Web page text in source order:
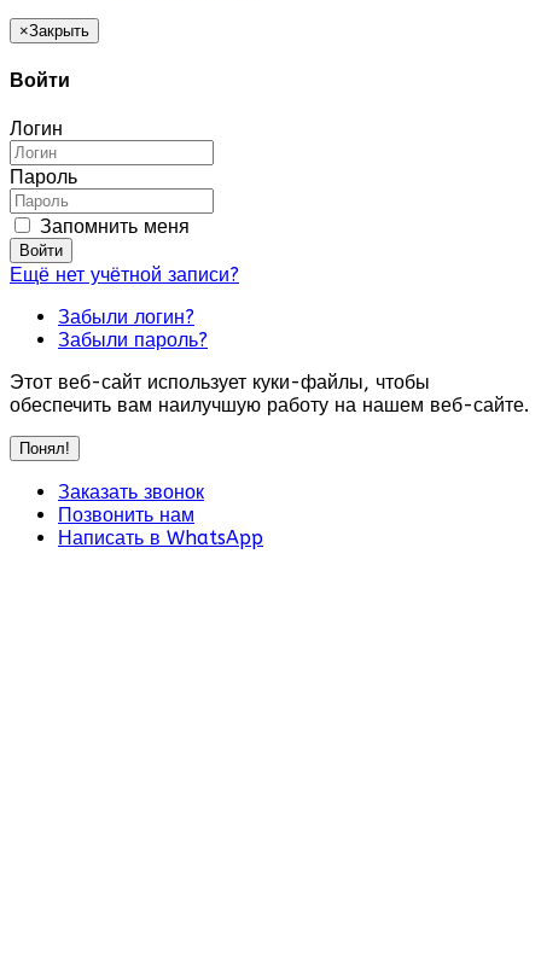
×Закрыть
Войти
Логин
Пароль
Запомнить меня
Войти
Ещё нет учётной записи?
Забыли логин?
Забыли пароль?
Этот веб-сайт использует куки-файлы, чтобы
обеспечить вам наилучшую работу на нашем веб-сайте.
Понял!
Заказать звонок
Позвонить нам
Написать в WhatsApp